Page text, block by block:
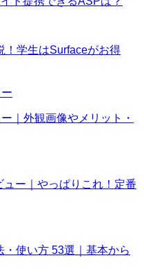
！学生はSurfaceがお得
｜外観画像やメリット・
ー｜やっぱりこれ！定番
使い方 53選｜基本から